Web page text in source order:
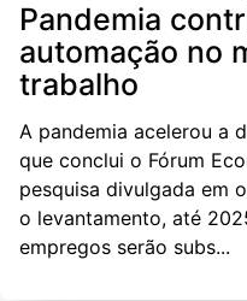
Pandemia
automação no
trabalho
A pandemia acelerou a
que conclui o Fórum
pesquisa divulgada em
o levantamento, até
empregos serão subs...